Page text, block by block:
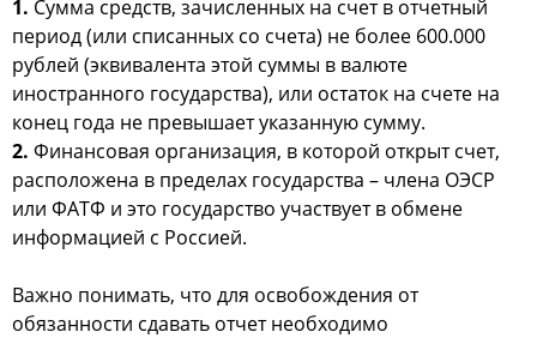
1. Сумма средств, зачисленных на счет в отчетный
период (или списанных со счета) не более 600.000
рублей (эквивалента этой суммы в валюте
иностранного государства), или остаток на счете на
конец года не превышает указанную сумму.
2. Финансовая организация, в которой открыт счет,
расположена в пределах государства – члена ОЭСР
или ФАТФ и это государство участвует в обмене
информацией с Россией.
Важно понимать, что для освобождения от
обязанности сдавать отчет необходимо